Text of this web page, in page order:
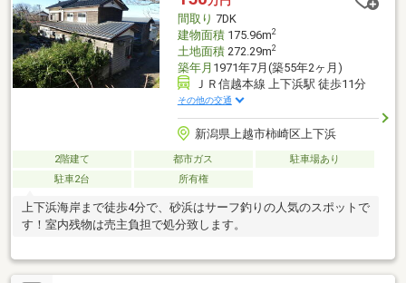
間取り 7DK
建物面積175.96m2
土地面積272.29m2
築年月 1971年7月(築55年2ヶ月)
ＪＲ信越本線 上下浜駅 徒歩11分
その他の交通
新潟県上越市柿崎区上下浜
2階建て 都市ガス
駐車場あり
駐車2台
所有権
上下浜海岸まで徒歩4分で、砂浜はサーフ釣りの人気のスポットで
す！室内残物は売主負担で処分致します。